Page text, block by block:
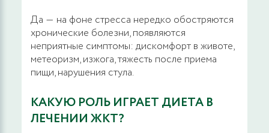
Дуплексное сканирование сосудов
гепатобиллиарной зоны, ведущим
специалистом
1800 руб.
ЗАПИСАТЬСЯ
Да ― на фоне стресса нередко обостряются
хронические болезни, появляются
неприятные симптомы: дискомфорт в животе,
метеоризм, изжога, тяжесть после приема
пищи, нарушения стула.
КАКУЮ РОЛЬ ИГРАЕТ ДИЕТА В
ЛЕЧЕНИИ ЖКТ?